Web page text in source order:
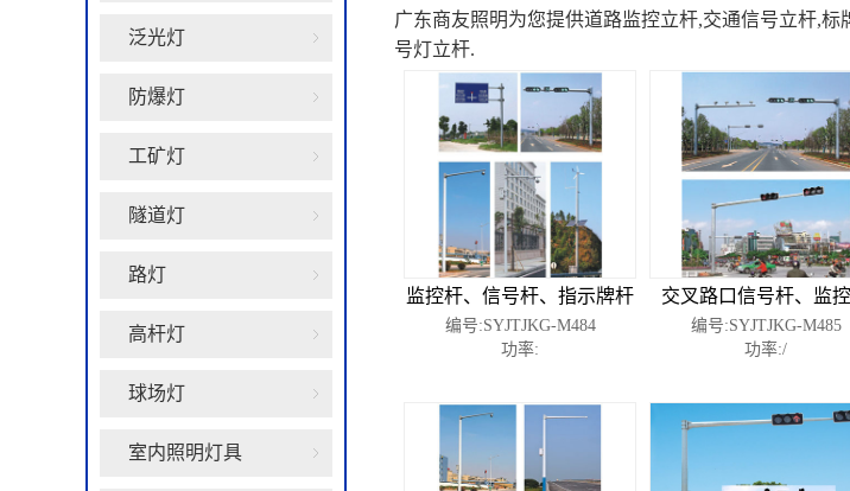
泛光灯
防爆灯
工矿灯
隧道灯
路灯
高杆灯
球场灯
室内照明灯具
广东商友照明为您提供道路监控立杆,交通信号立杆,
号灯立杆.
监控杆、信号杆、指示牌杆
编号:SYJTJKG-M484
功率:
交叉路口信号杆、监
编号:SYJTJKG-M485
功率:/